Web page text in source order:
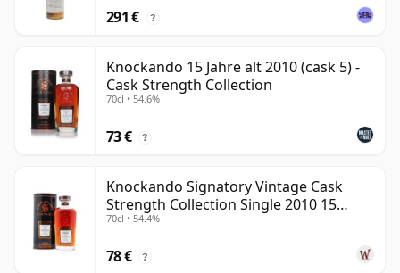
291 € ?
Knockando 15 Jahre alt 2010 (cask 5) -
Cask Strength Collection
70cl • 54.6%
73 € ?
Knockando Signatory Vintage Cask
Strength Collection Single 2010 15
Jahre alt
70cl • 54.4%
78 € ?